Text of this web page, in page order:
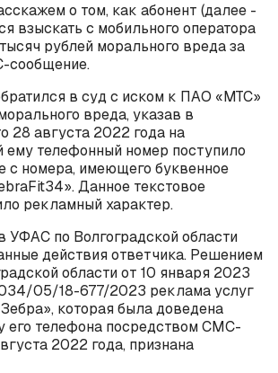
о том, как абонент (далее -
взыскать с мобильного оператора
рублей морального вреда за
сообщение.
в суд с иском к ПАО «МТС»
вреда, указав в
28 августа 2022 года на
телефонный номер поступило
номера, имеющего буквенное
Данное текстовое
рекламный характер.
УФАС по Волгоградской области
действия ответчика. Решением
области от 10 января 2023
05/18-677/2023 реклама услуг
которая была доведена
его телефона посредством СМС-
2022 года, признана